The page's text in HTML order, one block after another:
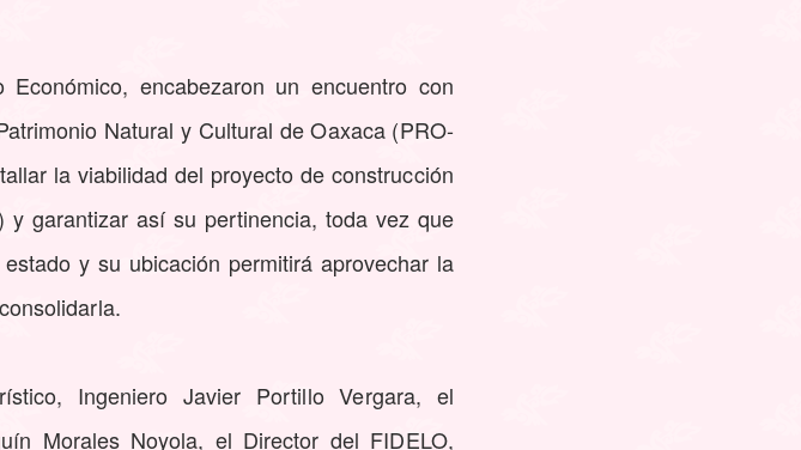
encabezaron un encuentro con
Natural y Cultural de Oaxaca (PRO-
la viabilidad del proyecto de construcción
garantizar así su pertinencia, toda vez que
y su ubicación permitirá aprovechar la
Ingeniero Javier Portillo Vergara, el
Morales Noyola, el Director del FIDELO,